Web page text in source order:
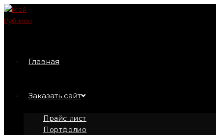
Перейти
к
Главная
Заказать сайт
Прайс лист
Портфолио